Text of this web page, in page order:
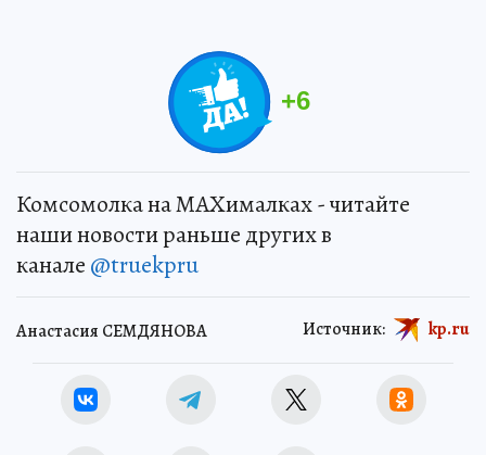
+6
Комсомолка на MAXималках - читайте
наши новости раньше других в
канале @truekpru
Анастасия СЕМДЯНОВА Источник: kp.ru